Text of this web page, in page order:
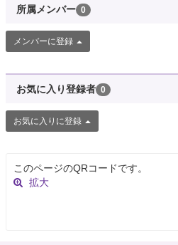
所属メンバー 0
メンバーに登録
お気に入り登録者 0
お気に入りに登録
このページのQRコードです。
拡大